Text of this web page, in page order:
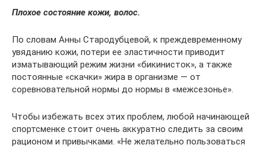
Плохое состояние кожи, волос.
По словам Анны Стародубцевой, к преждевременному
увяданию кожи, потери ее эластичности приводит
изматывающий режим жизни «бикинисток», а также
постоянные «скачки» жира в организме — от
соревновательной нормы до нормы в «межсезонье».
Чтобы избежать всех этих проблем, любой начинающей
спортсменке стоит очень аккуратно следить за своим
рационом и привычками. «Не желательно пользоваться